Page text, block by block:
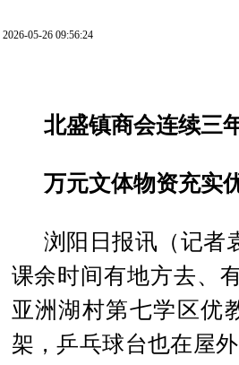
2026-05-26 09:56:24
北盛镇商会连续三
万元文体物资充实
浏阳日报讯（记者
课余时间有地方去、
亚洲湖村第七学区优
架，乒乓球台也在屋